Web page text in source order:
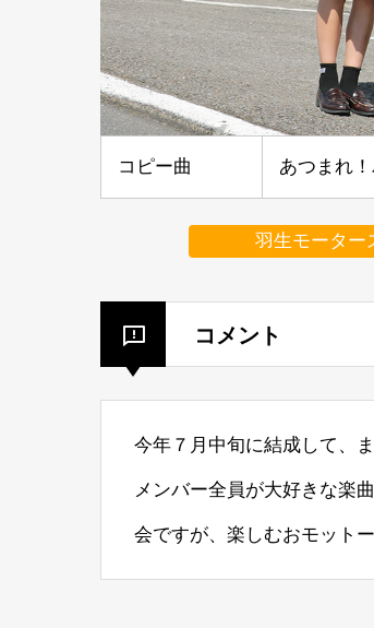
コピー曲 あつまれ
羽生モーター
コメント
今年７月中旬に結成して、
メンバー全員が大好きな楽
会ですが、楽しむおモット